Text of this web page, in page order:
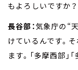
もよろしいですか？
長谷部：気象庁の“
けているんです。
ます。「多摩西部」